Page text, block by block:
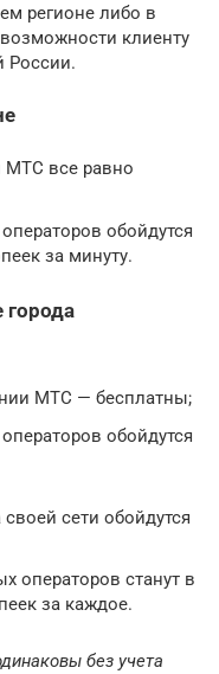
регионе либо в
клиенту
России.
МТС все равно
обойдутся
за минуту.
города
МТС — бесплатны;
обойдутся
сети обойдутся
операторов станут в
за каждое.
без учета